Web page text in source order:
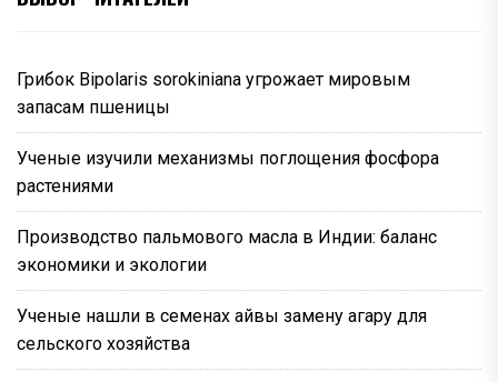
Грибок Bipolaris sorokiniana угрожает мировым
запасам пшеницы
Ученые изучили механизмы поглощения фосфора
растениями
Производство пальмового масла в Индии: баланс
экономики и экологии
Ученые нашли в семенах айвы замену агару для
сельского хозяйства